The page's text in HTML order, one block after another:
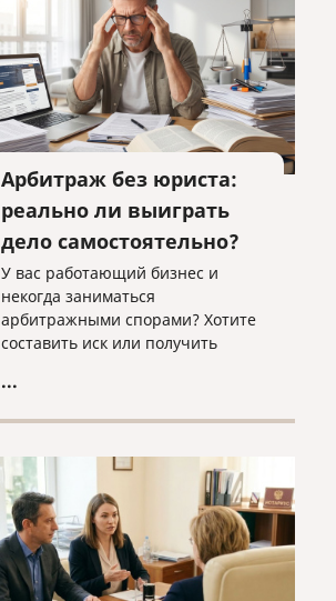
Арбитраж без юриста:
реально ли выиграть
дело самостоятельно?
У вас работающий бизнес и
некогда заниматься
арбитражными спорами? Хотите
составить иск или получить
исполнить решение суда в
...